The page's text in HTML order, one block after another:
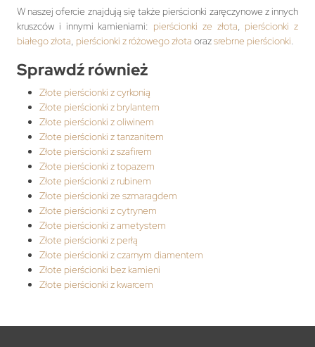
W naszej ofercie znajdują się także pierścionki zaręczynowe z innych
kruszców i innymi kamieniami: pierścionki ze złota, pierścionki z
białego złota, pierścionki z różowego złota orazsrebrne pierścionki.
Sprawdź również
Złote pierścionki z cyrkonią
Złote pierścionki z brylantem
Złote pierścionki z oliwinem
Złote pierścionki z tanzanitem
Złote pierścionki z szafirem
Złote pierścionki z topazem
Złote pierścionki z rubinem
Złote pierścionki ze szmaragdem
Złote pierścionki z cytrynem
Złote pierścionki z ametystem
Złote pierścionki z perłą
Złote pierścionki z czarnym diamentem
Złote pierścionki bez kamieni
Złote pierścionki z kwarcem